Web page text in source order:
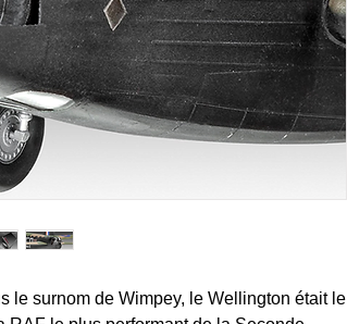
le surnom de Wimpey, le Wellington était le